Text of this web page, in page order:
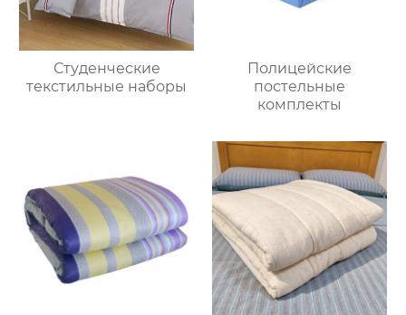
Студенческие
текстильные наборы
Полицейские
постельные
комплекты